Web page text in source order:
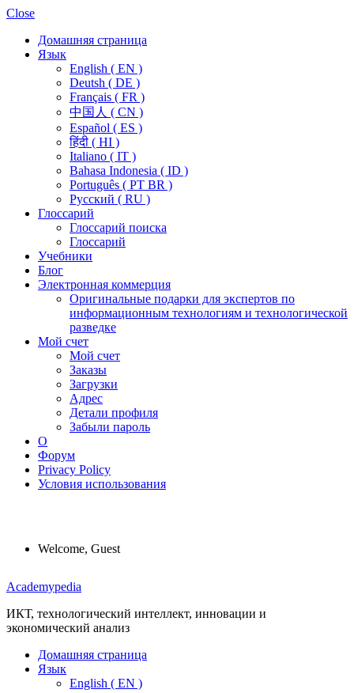
Close
Домашняя страница
Язык
English ( EN )
Deutsh ( DE )
Français ( FR )
中国人 ( CN )
Español ( ES )
हिंदी ( HI )
Italiano ( IT )
Bahasa Indonesia ( ID )
Português ( PT BR )
Pусский ( RU )
Глоссарий
Глоссарий поиска
Глоссарий
Учебники
Блог
Электронная коммерция
Оригинальные подарки для экспертов по
информационным технологиям и технологической
разведке
Мой счет
Мой счет
Заказы
Загрузки
Адрес
Детали профиля
Забыли пароль
О
Форум
Privacy Policy
Условия использования
Welcome, Guest
Menu
Academypedia
ИКТ, технологический интеллект, инновации и
экономический анализ
Домашняя страница
Язык
English ( EN )